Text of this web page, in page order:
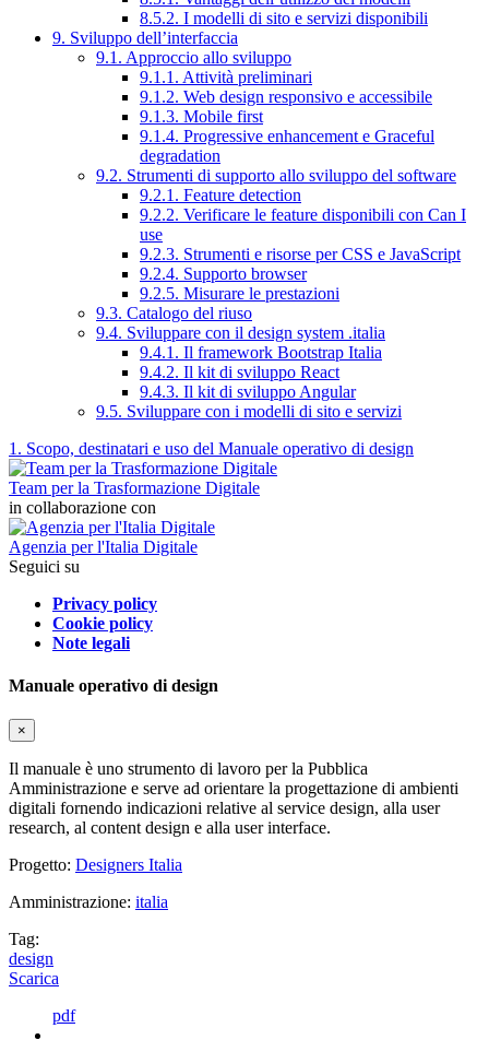
8.5.2. I modelli di sito e servizi disponibili
9. Sviluppo dell’interfaccia
9.1. Approccio allo sviluppo
9.1.1. Attività preliminari
9.1.2. Web design responsivo e accessibile
9.1.3. Mobile first
9.1.4. Progressive enhancement e Graceful
degradation
9.2. Strumenti di supporto allo sviluppo del software
9.2.1. Feature detection
9.2.2. Verificare le feature disponibili con Can I
use
9.2.3. Strumenti e risorse per CSS e JavaScript
9.2.4. Supporto browser
9.2.5. Misurare le prestazioni
9.3. Catalogo del riuso
9.4. Sviluppare con il design system .italia
9.4.1. Il framework Bootstrap Italia
9.4.2. Il kit di sviluppo React
9.4.3. Il kit di sviluppo Angular
9.5. Sviluppare con i modelli di sito e servizi
1. Scopo, destinatari e uso del Manuale operativo di design
Team per la Trasformazione Digitale
in collaborazione con
Agenzia per l'Italia Digitale
Seguici su
Privacy policy
Cookie policy
Note legali
Manuale operativo di design
×
Il manuale è uno strumento di lavoro per la Pubblica
Amministrazione e serve ad orientare la progettazione di ambienti
digitali fornendo indicazioni relative al service design, alla user
research, al content design e alla user interface.
Progetto: Designers Italia
Amministrazione: italia
Tag:
design
Scarica
pdf